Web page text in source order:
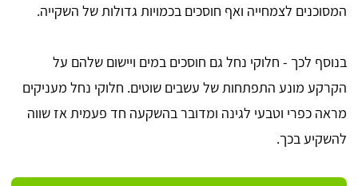
המסוכנים לצמחייה ואף חוסכים בכמויות גדולות של השקייה.
בנוסף לכך - חלוקי נחל גם חוסכים במים ויישום שלהם על
הקרקע מונע התפתחות של עשבים שוטים. חלוקי נחל מעניקים
מראה כפרי וטבעי לגינה ומדובר בהשקעה חד פעמית אז שווה
להשקיע בכך.